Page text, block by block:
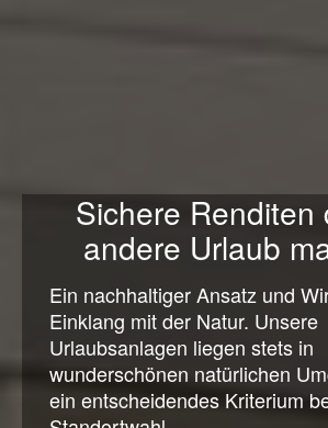
Sichere Renditen
andere Urlaub
Ein nachhaltiger Ansatz und
Einklang mit der Natur. Unsere
Urlaubsanlagen liegen stets in
wunderschönen natürlichen
ein entscheidendes Kriterium